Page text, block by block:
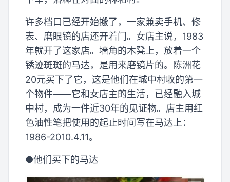
许多档口已经开始搬了，一家兼卖手机、修
表、磨眼镜的店还开着门。女店主说，1983
年就开了这家店。墙角的木凳上，放着一个
锈迹斑斑的马达，是用来磨镜片的。陈洲花
20元买下了它，这是他们在城中村收的第一
个物件——它和女店主的生活，已经融入城
中村，成为一件近30年的见证物。店主用红
色油性笔把使用的起止时间写在马达上：
1986-2010.4.11。
●他们买下的马达